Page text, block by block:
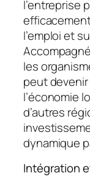
l’entreprise
l’emploi et
les
peut
l’économie
d’autres
dynamique
Intégration